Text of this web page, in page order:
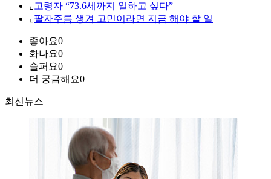
⌞ 고령자 “73.6세까지 일하고 싶다”
⌞ 팔자주름 생겨 고민이라면 지금 해야 할 일
좋아요0
화나요0
슬퍼요0
더 궁금해요0
최신뉴스